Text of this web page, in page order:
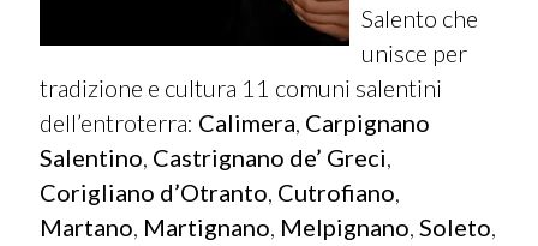
Salento che
unisce per
tradizione e cultura 11 comuni salentini
dell’entroterra: Calimera, Carpignano
Salentino, Castrignano de’ Greci,
Corigliano d’Otranto, Cutrofiano,
Martano, Martignano, Melpignano, Soleto,